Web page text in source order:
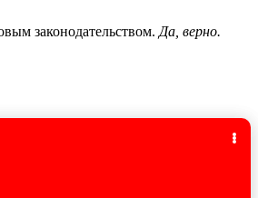
законодательством. Да, верно.